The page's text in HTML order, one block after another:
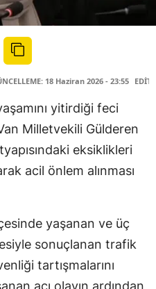
18 Haziran 2026 - 23:55
yitirdiği feci
Milletvekili Gülderen
eksiklikleri
acil önlem alınması
yaşanan ve üç
sonuçlanan trafik
tartışmalarını
acı olayın ardından